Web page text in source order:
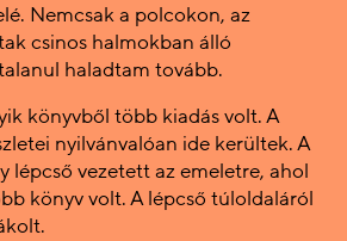
Nemcsak a polcokon, az
csinos halmokban álló
haladtam tovább.
könyvből több kiadás volt. A
nyilvánvalóan ide kerültek. A
lépcső vezetett az emeletre, ahol
könyv volt. A lépcső túloldaláról